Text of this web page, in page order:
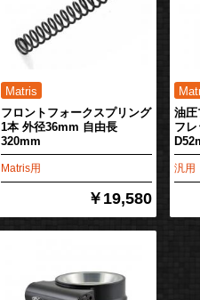
フロントフォークスプリング
1本 外径36mm 自由長
320mm
Matris用
￥19,580
油圧
フ
汎用